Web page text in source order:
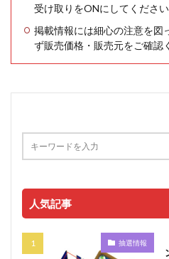
受け取りをONにしてください
掲載情報には細心の注意を図
ず販売価格・販売元をご確認
人気記事
抽選情報